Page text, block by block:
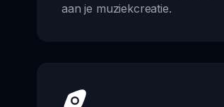
aan je muziekcreatie.